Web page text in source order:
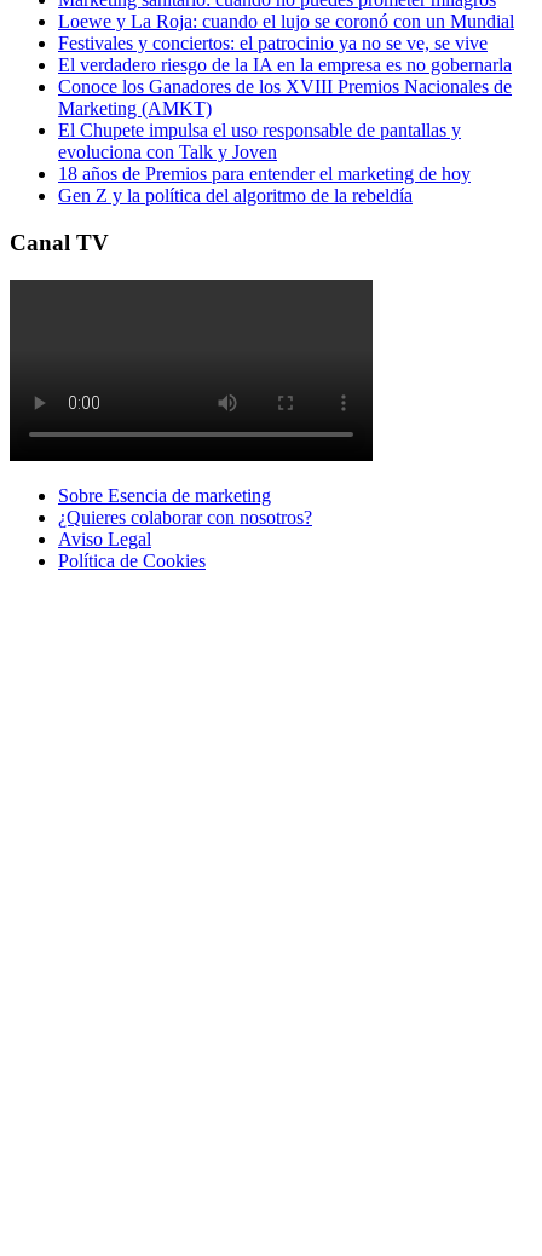
Loewe y La Roja: cuando el lujo se coronó con un Mundial
Festivales y conciertos: el patrocinio ya no se ve, se vive
El verdadero riesgo de la IA en la empresa es no gobernarla
Conoce los Ganadores de los XVIII Premios Nacionales de
Marketing (AMKT)
El Chupete impulsa el uso responsable de pantallas y
evoluciona con Talk y Joven
18 años de Premios para entender el marketing de hoy
Gen Z y la política del algoritmo de la rebeldía
Canal TV
Sobre Esencia de marketing
¿Quieres colaborar con nosotros?
Aviso Legal
Polí­tica de Cookies